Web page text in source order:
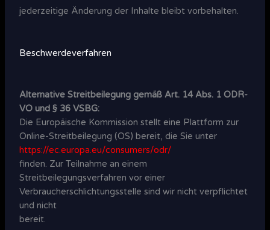
jederzeitige Änderung der Inhalte bleibt vorbehalten.
Beschwerdeverfahren
Alternative Streitbeilegung gemäß Art. 14 Abs. 1 ODR-
VO und § 36 VSBG:
Die Europäische Kommission stellt eine Plattform zur
Online-Streitbeilegung (OS) bereit, die Sie unter
https://ec.europa.eu/consumers/odr/
finden. Zur Teilnahme an einem
Streitbeilegungsverfahren vor einer
Verbraucherschlichtungsstelle sind wir nicht verpflichtet
und nicht
bereit.